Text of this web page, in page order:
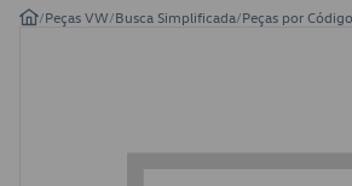
/Peças VW/Busca Simplificada/Peças por